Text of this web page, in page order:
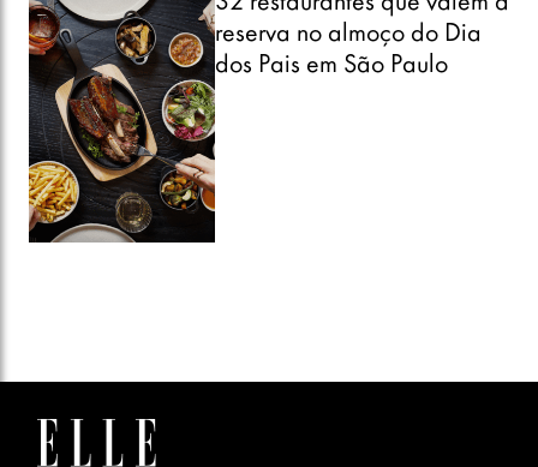
reserva no almoço do Dia
dos Pais em São Paulo